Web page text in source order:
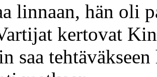
linnaan, hän oli
kertovat
saa